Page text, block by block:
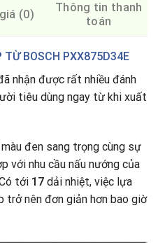
(0)
Thông tin thanh
toán
BOSCH PXX875D34E
nhận được rất nhiều đánh
tiêu dùng ngay từ khi xuất
đen sang trọng cùng sự
với nhu cầu nấu nướng của
tới 17 dải nhiệt, việc lựa
trở nên đơn giản hơn bao giờ